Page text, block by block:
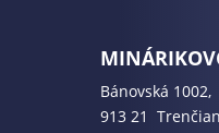
Bánovská 1002,
913 21